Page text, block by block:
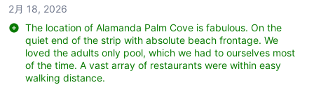
2月 18, 2026
The location of Alamanda Palm Cove is fabulous. On the
quiet end of the strip with absolute beach frontage. We
loved the adults only pool, which we had to ourselves most
of the time. A vast array of restaurants were within easy
walking distance.